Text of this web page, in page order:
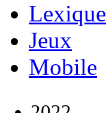
Lexique
Jeux
Mobile